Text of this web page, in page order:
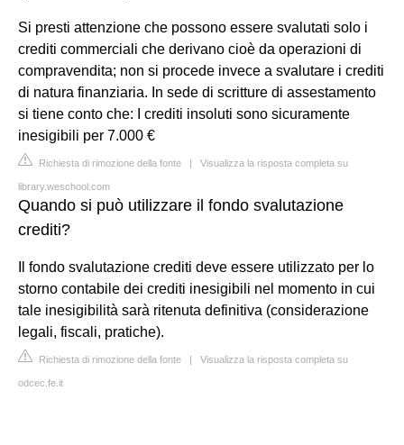
Si presti attenzione che possono essere svalutati solo i
crediti commerciali che derivano cioè da operazioni di
compravendita; non si procede invece a svalutare i crediti
di natura finanziaria. In sede di scritture di assestamento
si tiene conto che: I crediti insoluti sono sicuramente
inesigibili per 7.000 €
Richiesta di rimozione della fonte | Visualizza la risposta completa su
library.weschool.com
Quando si può utilizzare il fondo svalutazione
crediti?
Il fondo svalutazione crediti deve essere utilizzato per lo
storno contabile dei crediti inesigibili nel momento in cui
tale inesigibilità sarà ritenuta definitiva (considerazione
legali, fiscali, pratiche).
Richiesta di rimozione della fonte | Visualizza la risposta completa su
odcec.fe.it